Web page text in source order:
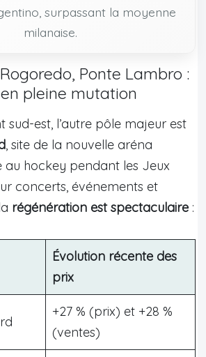
surpassant la moyenne
milanaise.
Ponte Lambro :
pleine mutation
sud-est, l’autre pôle majeur est
, site de la nouvelle aréna
au hockey pendant les Jeux
concerts, événements et
régénération est spectaculaire :
Évolution récente des
prix
+27 % (prix) et +28 %
(ventes)